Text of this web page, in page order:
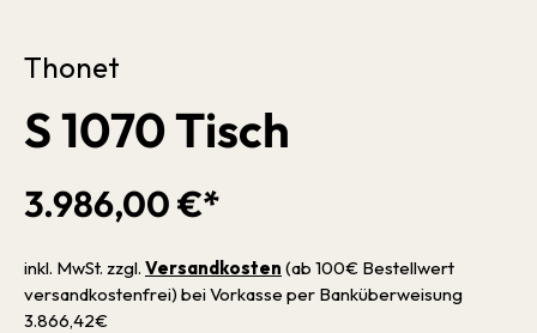
Thonet
S 1070 Tisch
3.986,00 €*
inkl. MwSt. zzgl. Versandkosten (ab 100€ Bestellwert
versandkostenfrei) bei Vorkasse per Banküberweisung
3.866,42€